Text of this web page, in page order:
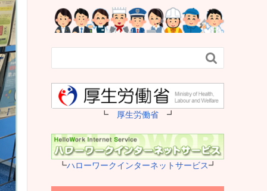

┗ 厚生労働省 ┛
┗ハローワークインターネットサービス┛